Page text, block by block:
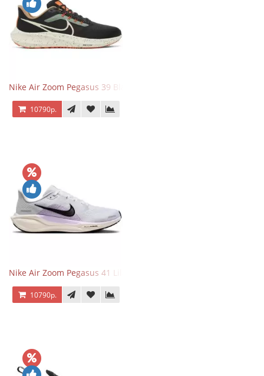
Nike Air Zoom Pegasus 39 Black White Orange
10790р.
Nike Air Zoom Pegasus 41 Lilac Bloom
10790р.